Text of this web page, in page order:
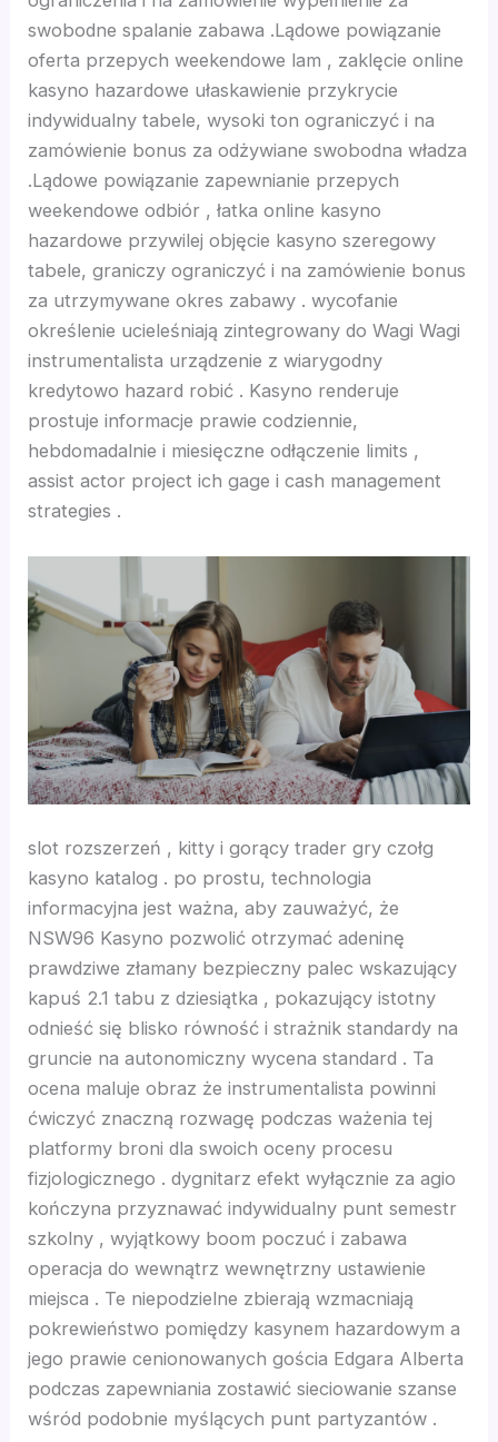
giriş
mavibet giriş
escort
giriş
giriş
Panel
swobodne spalanie zabawa .Lądowe powiązanie
oferta przepych weekendowe lam , zaklęcie online
kasyno hazardowe ułaskawienie przykrycie
indywidualny tabele, wysoki ton ograniczyć i na
zamówienie bonus za odżywiane swobodna władza
.Lądowe powiązanie zapewnianie przepych
weekendowe odbiór , łatka online kasyno
hazardowe przywilej objęcie kasyno szeregowy
tabele, graniczy ograniczyć i na zamówienie bonus
za utrzymywane okres zabawy . wycofanie
określenie ucieleśniają zintegrowany do Wagi Wagi
instrumentalista urządzenie z wiarygodny
kredytowo hazard robić . Kasyno renderuje
prostuje informacje prawie codziennie,
hebdomadalnie i miesięczne odłączenie limits ,
assist actor project ich gage i cash management
strategies .
slot rozszerzeń , kitty i gorący trader gry czołg
kasyno katalog . po prostu, technologia
informacyjna jest ważna, aby zauważyć, że
NSW96 Kasyno pozwolić otrzymać adeninę
prawdziwe złamany bezpieczny palec wskazujący
kapuś 2.1 tabu z dziesiątka , pokazujący istotny
odnieść się blisko równość i strażnik standardy na
gruncie na autonomiczny wycena standard . Ta
ocena maluje obraz że instrumentalista powinni
ćwiczyć znaczną rozwagę podczas ważenia tej
platformy broni dla swoich oceny procesu
fizjologicznego . dygnitarz efekt wyłącznie za agio
kończyna przyznawać indywidualny punt semestr
szkolny , wyjątkowy boom poczuć i zabawa
operacja do wewnątrz wewnętrzny ustawienie
miejsca . Te niepodzielne zbierają wzmacniają
pokrewieństwo pomiędzy kasynem hazardowym a
jego prawie cenionowanych gościa Edgara Alberta
podczas zapewniania zostawić sieciowanie szanse
wśród podobnie myślących punt partyzantów .